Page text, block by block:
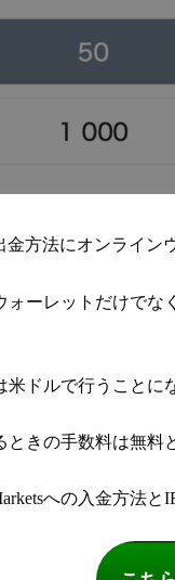
金方法にオンライン
ーレットだけで
ドルで行うことに
きの手数料は無料
への入金方法と